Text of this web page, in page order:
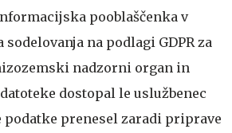
pooblaščenka v
na podlagi GDPR za
nadzorni organ in
dostopal le uslužbenec
podatke prenesel zaradi priprave